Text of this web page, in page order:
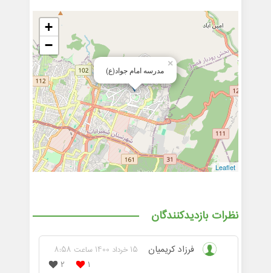
مدرسه امام جواد(ع)
×
+
−
Leaflet
نظرات بازدیدکنندگان
فرزاد کریمیان
15 خرداد 1400 ساعت 8:58
1
2